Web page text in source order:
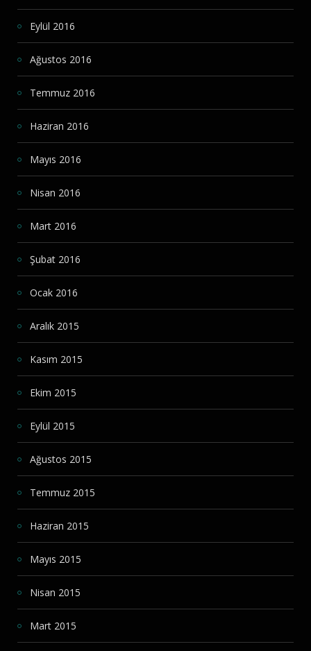
Eylül 2016
Ağustos 2016
Temmuz 2016
Haziran 2016
Mayıs 2016
Nisan 2016
Mart 2016
Şubat 2016
Ocak 2016
Aralık 2015
Kasım 2015
Ekim 2015
Eylül 2015
Ağustos 2015
Temmuz 2015
Haziran 2015
Mayıs 2015
Nisan 2015
Mart 2015